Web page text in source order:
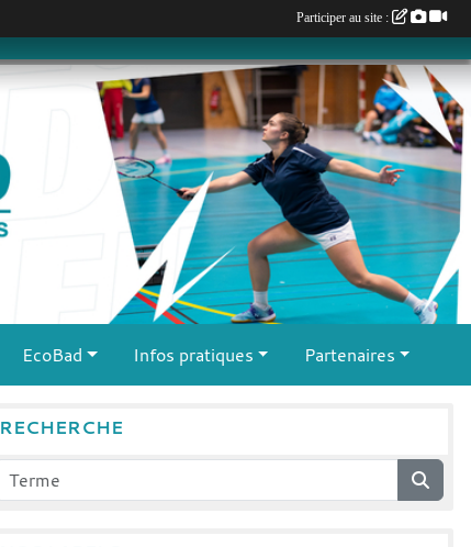
EcoBad Infos pratiques Partenaires
RECHERCHE
Participer au site :